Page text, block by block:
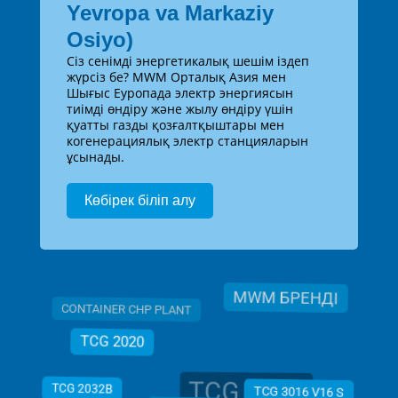
Yevropa va Markaziy
Osiyo)
Сіз сенімді энергетикалық шешім іздеп
жүрсіз бе? MWM Орталық Азия мен
Шығыс Еуропада электр энергиясын
тиімді өндіру және жылу өндіру үшін
қуатты газды қозғалтқыштары мен
когенерациялық электр станцияларын
ұсынады.
Көбірек біліп алу
CONTAINER CHP PLANT MWM БРЕНДІ
TCG 2020
TCG 2032
TCG 2032B